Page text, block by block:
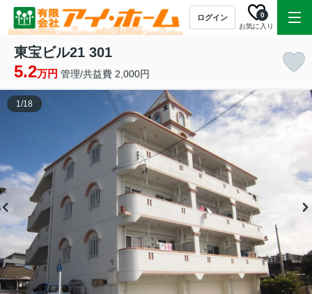
ログイン
お気に入り
0
東宝ビル21 301
5.2万円 管理/共益費 2,000円
1/18